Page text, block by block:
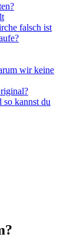
falsch ist
wir keine
so kannst du